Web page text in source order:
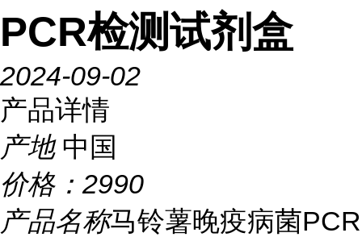
PCR检测试剂盒
2024-09-02
产品详情
产地 中国
价格： 2990
产品名称马铃薯晚疫病菌PCR